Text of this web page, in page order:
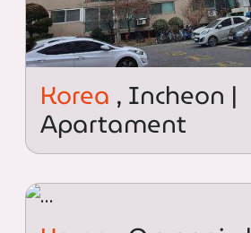
Korea , Incheon |
Apartament